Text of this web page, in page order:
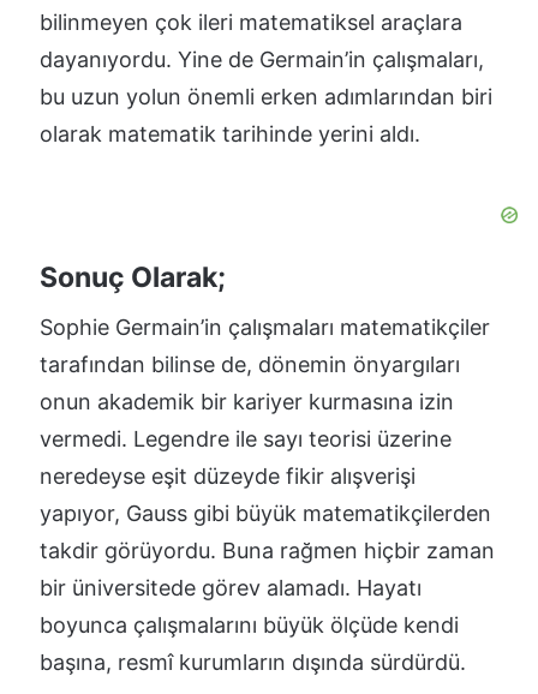
bilinmeyen çok ileri matematiksel araçlara
dayanıyordu. Yine de Germain’in çalışmaları,
bu uzun yolun önemli erken adımlarından biri
olarak matematik tarihinde yerini aldı.
Sonuç Olarak;
Sophie Germain’in çalışmaları matematikçiler
tarafından bilinse de, dönemin önyargıları
onun akademik bir kariyer kurmasına izin
vermedi. Legendre ile sayı teorisi üzerine
neredeyse eşit düzeyde fikir alışverişi
yapıyor, Gauss gibi büyük matematikçilerden
takdir görüyordu. Buna rağmen hiçbir zaman
bir üniversitede görev alamadı. Hayatı
boyunca çalışmalarını büyük ölçüde kendi
başına, resmî kurumların dışında sürdürdü.